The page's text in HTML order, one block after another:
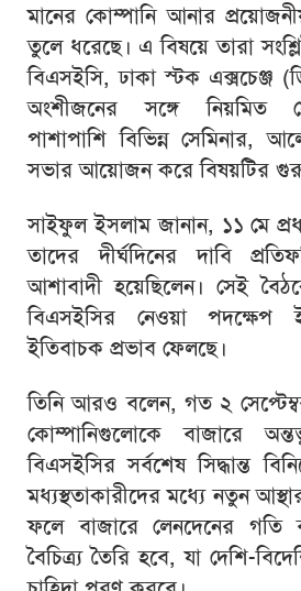
মানের কোম্পানি আনার
তুলে ধরেছে। এ বিষয়ে তারা
বিএসইসি, ঢাকা স্টক এক্সচেঞ্জ
অংশীজনের সঙ্গে নিয়মিত
পাশাপাশি বিভিন্ন সেমিনার,
সভার আয়োজন করে বিষয়টির
সাইফুল ইসলাম জানান, ১১ মে
তাদের দীর্ঘদিনের দাবি
আশাবাদী হয়েছিলেন। সেই
বিএসইসির নেওয়া পদক্ষেপ
ইতিবাচক প্রভাব ফেলছে।
তিনি আরও বলেন, গত ২
কোম্পানিগুলোকে বাজারে
বিএসইসির সর্বশেষ সিদ্ধান্ত
মধ্যস্থতাকারীদের মধ্যে নতুন
ফলে বাজারে লেনদেনের গতি
বৈচিত্র্য তৈরি হবে, যা দেশি-